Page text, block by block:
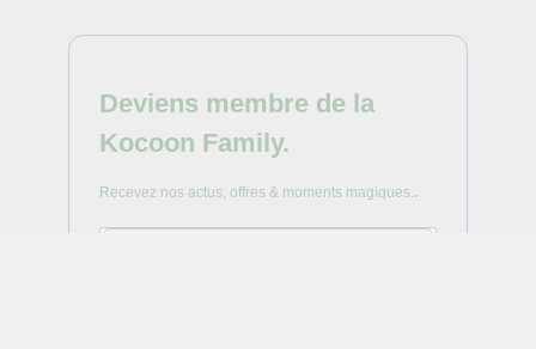
Deviens membre de la
Kocoon Family.
Recevez nos actus, offres & moments magiques..